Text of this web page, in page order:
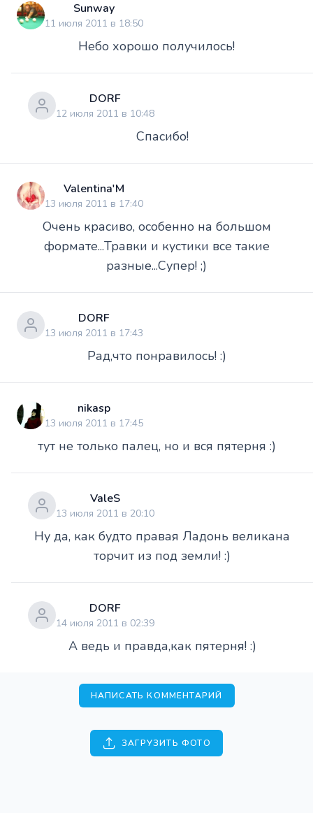
Sunway
11 июля 2011 в 18:50
Небо хорошо получилось!
DORF
12 июля 2011 в 10:48
Спасибо!
Valentina'M
13 июля 2011 в 17:40
Очень красиво, особенно на большом
формате...Травки и кустики все такие
разные...Супер! ;)
DORF
13 июля 2011 в 17:43
Рад,что понравилось! :)
nikasp
13 июля 2011 в 17:45
тут не только палец, но и вся пятерня :)
ValeS
13 июля 2011 в 20:10
Ну да, как будто правая Ладонь великана
торчит из под земли! :)
DORF
14 июля 2011 в 02:39
А ведь и правда,как пятерня! :)
НАПИСАТЬ КОММЕНТАРИЙ
ЗАГРУЗИТЬ ФОТО